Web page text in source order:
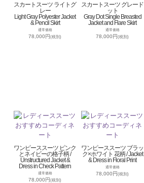
スカートスーツ ライトグ
レー
Light Gray Polyester Jacket
& Pencil Skirt
通常価格
78,000円(税別)
スカートスーツ グレード
ット
Gray Dot Single Breasted
Jacket and Flare Skirt
通常価格
78,000円(税別)
ワンピーススーツ ピンク
とネイビーの格子柄 /
Unstructured Jacket &
Dress in Check Pattern
通常価格
78,000円(税別)
ワンピーススーツ ブラッ
ク×ホワイト 花柄 / Jacket
& Dress in Floral Print
通常価格
78,000円(税別)